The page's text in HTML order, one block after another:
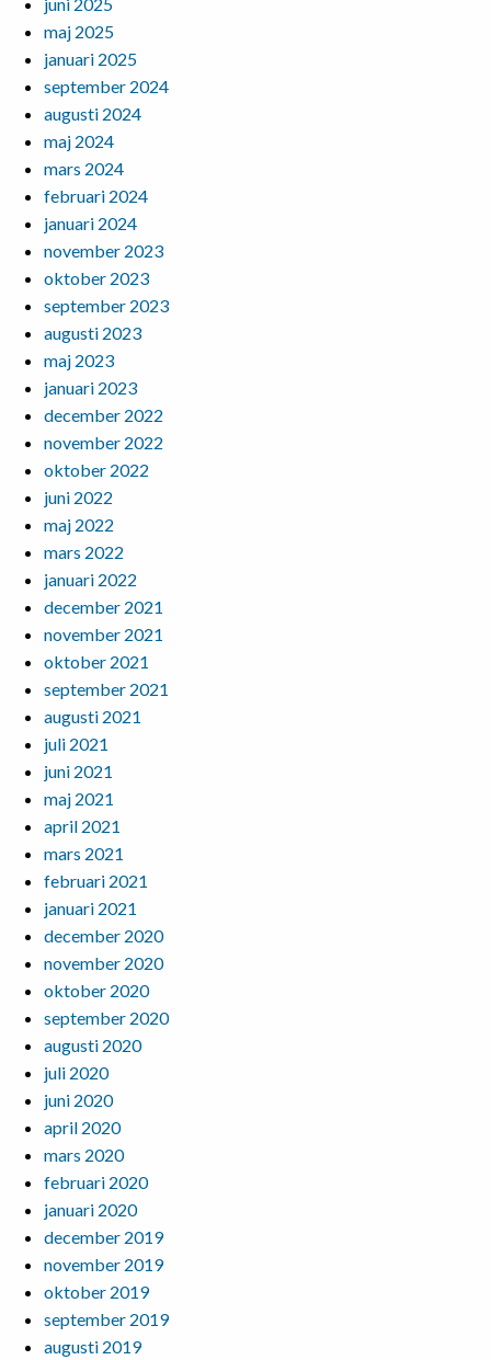
juni 2025
maj 2025
januari 2025
september 2024
augusti 2024
maj 2024
mars 2024
februari 2024
januari 2024
november 2023
oktober 2023
september 2023
augusti 2023
maj 2023
januari 2023
december 2022
november 2022
oktober 2022
juni 2022
maj 2022
mars 2022
januari 2022
december 2021
november 2021
oktober 2021
september 2021
augusti 2021
juli 2021
juni 2021
maj 2021
april 2021
mars 2021
februari 2021
januari 2021
december 2020
november 2020
oktober 2020
september 2020
augusti 2020
juli 2020
juni 2020
april 2020
mars 2020
februari 2020
januari 2020
december 2019
november 2019
oktober 2019
september 2019
augusti 2019